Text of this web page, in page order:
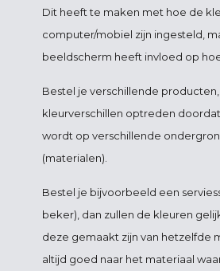
Dit heeft te maken met hoe de
computer/mobiel zijn ingesteld,
beeldscherm heeft invloed op
Bestel je verschillende
kleurverschillen optreden
wordt op verschillende
(materialen).
Bestel je bijvoorbeeld een
beker), dan zullen de kleuren
deze gemaakt zijn van hetzelfde
altijd goed naar het materiaal